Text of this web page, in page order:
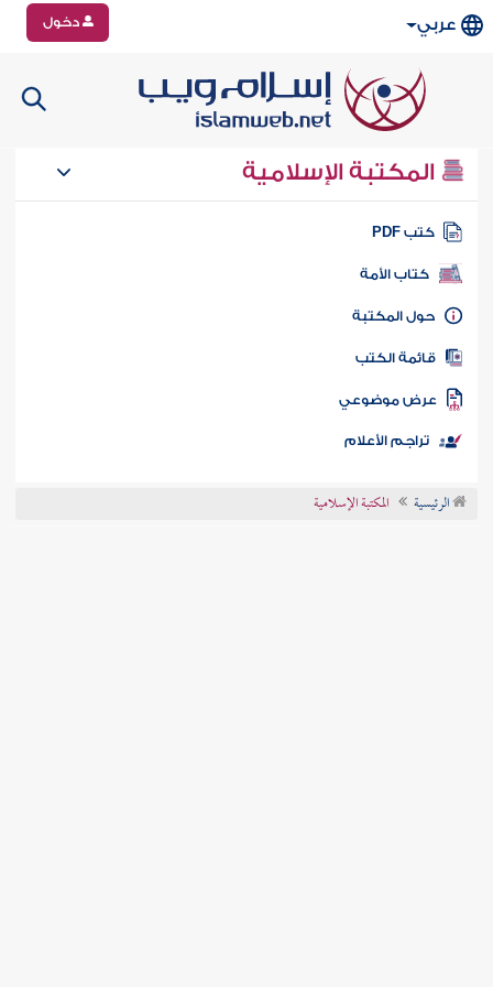
عربي دخول
المكتبة الإسلامية
كتب PDF
كتاب الأمة
المكتبة
الكتب
موضوعي
تراجم الأعلام
الرئيسية المكتبة الإسلامية